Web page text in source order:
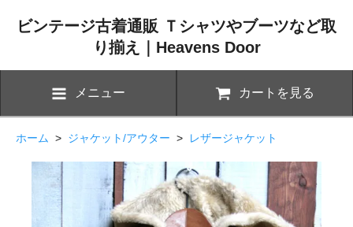
ビンテージ古着通販 Ｔシャツやブーツなど取
り揃え｜Heavens Door
メニュー カートを見る
ホーム > ジャケット/アウター > レザージャケット